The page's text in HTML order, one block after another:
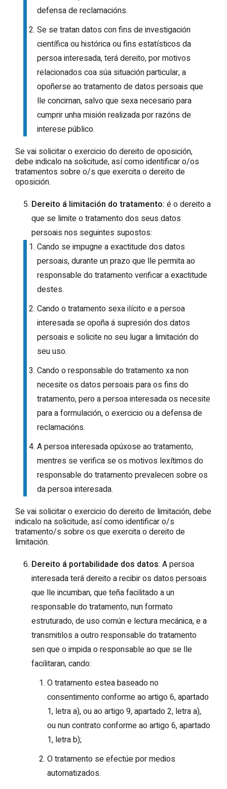
defensa de reclamacións.
Se se tratan datos con fins de investigación
científica ou histórica ou fins estatísticos da
persoa interesada, terá dereito, por motivos
relacionados coa súa situación particular, a
opoñerse ao tratamento de datos persoais que
lle concirnan, salvo que sexa necesario para
cumprir unha misión realizada por razóns de
interese público.
Se vai solicitar o exercicio do dereito de oposición,
debe indicalo na solicitude, así como identificar o/os
tratamentos sobre o/s que exercita o dereito de
oposición.
Dereito á limitación do tratamento: é o dereito a
que se limite o tratamento dos seus datos
persoais nos seguintes supostos:
Cando se impugne a exactitude dos datos
persoais, durante un prazo que lle permita ao
responsable do tratamento verificar a exactitude
destes.
Cando o tratamento sexa ilícito e a persoa
interesada se opoña á supresión dos datos
persoais e solicite no seu lugar a limitación do
seu uso.
Cando o responsable do tratamento xa non
necesite os datos persoais para os fins do
tratamento, pero a persoa interesada os necesite
para a formulación, o exercicio ou a defensa de
reclamacións.
A persoa interesada opúxose ao tratamento,
mentres se verifica se os motivos lexítimos do
responsable do tratamento prevalecen sobre os
da persoa interesada.
Se vai solicitar o exercicio do dereito de limitación, debe
indicalo na solicitude, así como identificar o/s
tratamento/s sobre os que exercita o dereito de
limitación.
Dereito á portabilidade dos datos: A persoa
interesada terá dereito a recibir os datos persoais
que lle incumban, que teña facilitado a un
responsable do tratamento, nun formato
estruturado, de uso común e lectura mecánica, e a
transmitilos a outro responsable do tratamento
sen que o impida o responsable ao que se lle
facilitaran, cando:
O tratamento estea baseado no
consentimento conforme ao artigo 6, apartado
1, letra a), ou ao artigo 9, apartado 2, letra a),
ou nun contrato conforme ao artigo 6, apartado
1, letra b);
O tratamento se efectúe por medios
automatizados.